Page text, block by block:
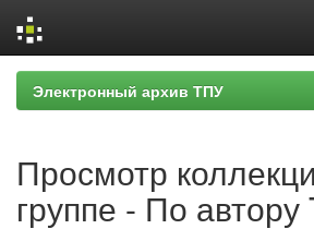
Skip
navigation
Электронный архив ТПУ
Просмотр
группе - По автору